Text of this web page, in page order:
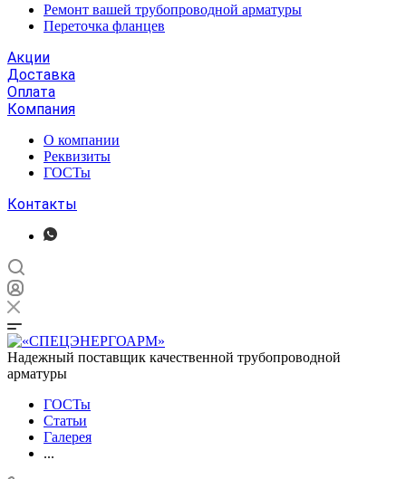
Ремонт вашей трубопроводной арматуры
Переточка фланцев
Акции
Доставка
Оплата
Компания
О компании
Реквизиты
ГОСТы
Контакты
Надежный поставщик качественной трубопроводной
арматуры
ГОСТы
Статьи
Галерея
...